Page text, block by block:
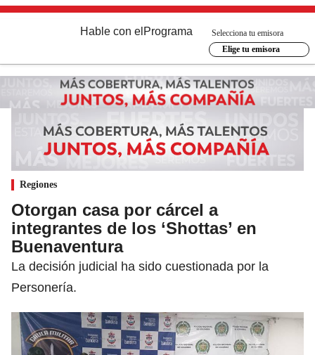
Hable con el Programa
Selecciona tu emisora
Elige tu emisora
Regiones
Otorgan casa por cárcel a
integrantes de los ‘Shottas’ en
Buenaventura
La decisión judicial ha sido cuestionada por la
Personería.